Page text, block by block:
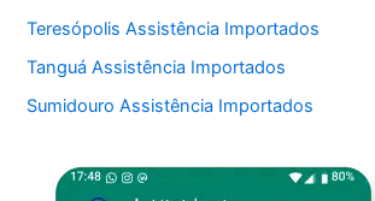
Teresópolis Assistência Importados
Tanguá Assistência Importados
Sumidouro Assistência Importados